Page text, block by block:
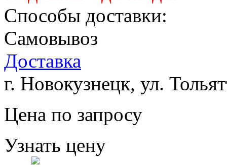
Способы доставки:
Самовывоз
Доставка
г. Новокузнецк, ул.
Цена по запросу
Узнать цену